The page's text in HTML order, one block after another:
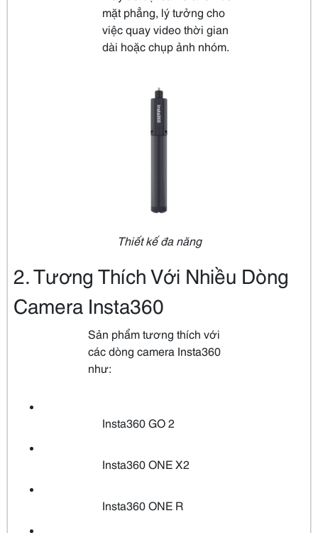
mặt phẳng, lý tưởng cho
việc quay video thời gian
dài hoặc chụp ảnh nhóm.
Thiết kế đa năng
2. Tương Thích Với Nhiều Dòng
Camera Insta360
Sản phẩm tương thích với
các dòng camera Insta360
như:
Insta360 GO 2
Insta360 ONE X2
Insta360 ONE R